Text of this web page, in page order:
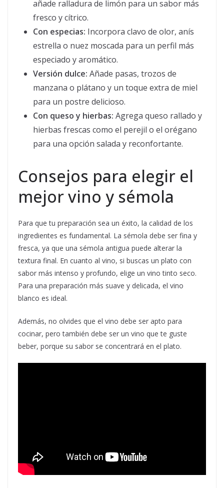
añade ralladura de limón para un sabor más
fresco y cítrico.
Con especias: Incorpora clavo de olor, anís
estrella o nuez moscada para un perfil más
especiado y aromático.
Versión dulce: Añade pasas, trozos de
manzana o plátano y un toque extra de miel
para un postre delicioso.
Con queso y hierbas: Agrega queso rallado y
hierbas frescas como el perejil o el orégano
para una opción salada y reconfortante.
Consejos para elegir el
mejor vino y sémola
Para que tu preparación sea un éxito, la calidad de los
ingredientes es fundamental. La sémola debe ser fina y
fresca, ya que una sémola antigua puede alterar la
textura final. En cuanto al vino, si buscas un plato con
sabor más intenso y profundo, elige un vino tinto seco.
Para una preparación más suave y delicada, el vino
blanco es ideal.
Además, no olvides que el vino debe ser apto para
cocinar, pero también debe ser un vino que te guste
beber, porque su sabor se concentrará en el plato.